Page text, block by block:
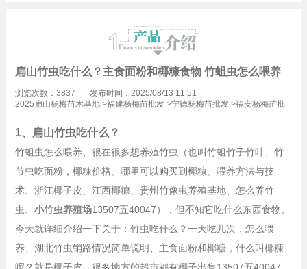
扁山竹虫吃什么？主食面粉和椰糠食物 竹蛆虫怎么喂养
浏览次数：3837
发布时间：2025/08/13 11:51
2025扁山杨梅苗木基地>福建杨梅苗批发>宁德杨梅苗批发>福安杨梅苗批
1、扁山竹虫吃什么？
竹蛆虫怎么喂养、很在很多想养殖竹虫（也叫竹蛆竹子竹叶、竹
节虫吃面粉，椰糠价格、哪里可以购买到椰糠、喂养方法与技
术、浙江椰子皮、江西椰糠、贵州竹像虫养殖基地、怎么养竹
虫、 小竹虫养殖场13507五40047），但不知它吃什么东西食物、
今天就详细介绍一下关于：竹虫吃什么？一天吃几次，怎么喂
养、湖北竹虫销路情况简单说明、主食面粉和椰糖，什么叫椰糠
呢？就是椰子皮，很多地方的超市都有椰子出售13507五40047，